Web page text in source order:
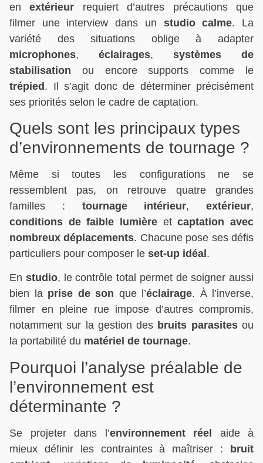
enextérieur requiert d’autres précautions que
filmer une interview dans un studio calme. La
variété des situations oblige à adapter
microphones, éclairages, systèmes de
stabilisation ou encore supports comme le
trépied. Il s’agit donc de déterminer précisément
ses priorités selon le cadre de captation.
Quels sont les principaux types
d’environnements de tournage ?
Même si toutes les configurations ne se
ressemblent pas, on retrouve quatre grandes
familles : tournage intérieur, extérieur,
conditions de faible lumière etcaptation avec
nombreux déplacements. Chacune pose ses défis
particuliers pour composer le set-up idéal .
En studio, le contrôle total permet de soigner aussi
bien la prise de son que l’éclairage. À l’inverse,
filmer en pleine rue impose d’autres compromis,
notamment sur la gestion des bruits parasitesou
la portabilité du matériel de tournage.
Pourquoi l’analyse préalable de
l’environnement est
déterminante ?
Se projeter dans l’environnement réel aide à
mieux définir les contraintes à maîtriser : bruit